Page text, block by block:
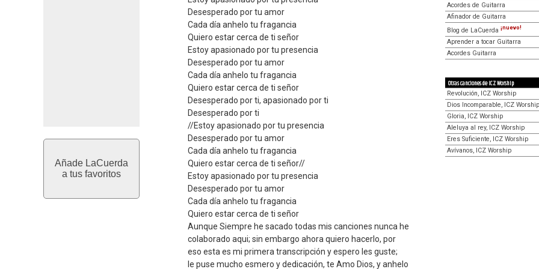
Añade LaCuerda
a tus favoritos
Desesperado por tu amor
Cada día anhelo tu fragancia
Quiero estar cerca de ti señor
Estoy apasionado por tu presencia
Desesperado por tu amor
Cada día anhelo tu fragancia
Quiero estar cerca de ti señor
Desesperado por ti, apasionado por ti
Desesperado por ti
//Estoy apasionado por tu presencia
Desesperado por tu amor
Cada día anhelo tu fragancia
Quiero estar cerca de ti señor//
Estoy apasionado por tu presencia
Desesperado por tu amor
Cada día anhelo tu fragancia
Quiero estar cerca de ti señor
Aunque Siempre he sacado todas mis canciones nunca he
colaborado aqui; sin embargo ahora quiero hacerlo, por
eso esta es mi primera transcripción y espero les guste;
le puse mucho esmero y dedicación, te Amo Dios, y anhelo
Acordes de Guitarra
Afinador de Guitarra
Blog de LaCuerda ¡nuevo!
Aprender a tocar Guitarra
Acordes Guitarra
Otras canciones de ICZ Worship
Revolución, ICZ Worship
Dios Incomparable, ICZ Worship
Gloria, ICZ Worship
Aleluya al rey, ICZ Worship
Eres Suficiente, ICZ Worship
Avívanos, ICZ Worship